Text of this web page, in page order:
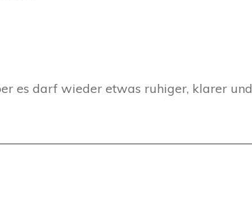
es darf wieder etwas ruhiger, klarer und